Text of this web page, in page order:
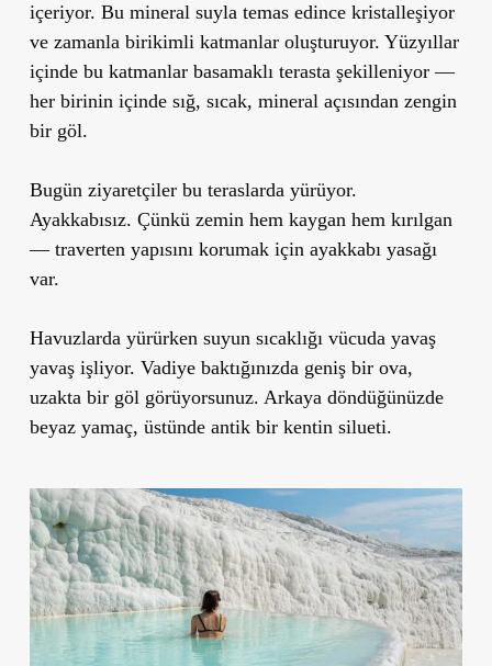
içeriyor. Bu mineral suyla temas edince kristalleşiyor
ve zamanla birikimli katmanlar oluşturuyor. Yüzyıllar
içinde bu katmanlar basamaklı terasta şekilleniyor —
her birinin içinde sığ, sıcak, mineral açısından zengin
bir göl.
Bugün ziyaretçiler bu teraslarda yürüyor.
Ayakkabısız. Çünkü zemin hem kaygan hem kırılgan
— traverten yapısını korumak için ayakkabı yasağı
var.
Havuzlarda yürürken suyun sıcaklığı vücuda yavaş
yavaş işliyor. Vadiye baktığınızda geniş bir ova,
uzakta bir göl görüyorsunuz. Arkaya döndüğünüzde
beyaz yamaç, üstünde antik bir kentin silueti.